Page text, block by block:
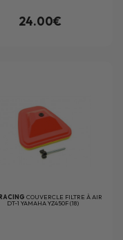
24.00€
COUVERCLE FILTRE À AIR
DT-1 YAMAHA YZ450F (18)